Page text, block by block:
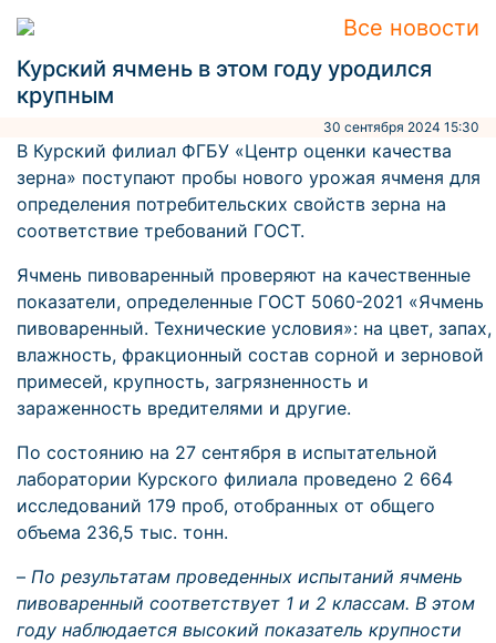
Все новости
Курский ячмень в этом году уродился
крупным
30 сентября 2024 15:30
В Курский филиал ФГБУ «Центр оценки качества
зерна» поступают пробы нового урожая ячменя для
определения потребительских свойств зерна на
соответствие требований ГОСТ.
Ячмень пивоваренный проверяют на качественные
показатели, определенные ГОСТ 5060-2021 «Ячмень
пивоваренный. Технические условия»: на цвет, запах,
влажность, фракционный состав сорной и зерновой
примесей, крупность, загрязненность и
зараженность вредителями и другие.
По состоянию на 27 сентября в испытательной
лаборатории Курского филиала проведено 2 664
исследований 179 проб, отобранных от общего
объема 236,5 тыс. тонн.
– По результатам проведенных испытаний ячмень
пивоваренный соответствует 1 и 2 классам. В этом
году наблюдается высокий показатель крупности